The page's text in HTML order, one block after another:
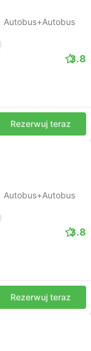
Autobus+Autobus
3.8
Rezerwuj teraz
Autobus+Autobus
3.8
Rezerwuj teraz